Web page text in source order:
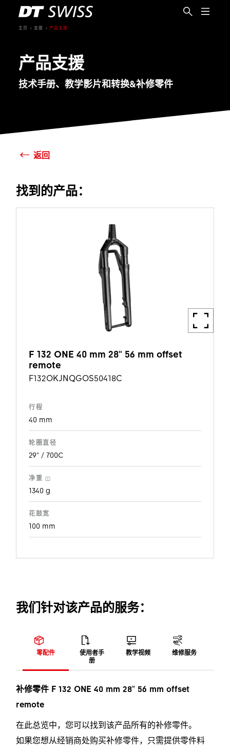
简体中文
主页 支援 产品支援
产品支援
技术手册、教学影片和转换&补修零件
返回
找到的产品：
F 132 ONE 40 mm 28" 56 mm offset
remote
F132OKJNQGOS50418C
行程
40 mm
轮圈直径
29" / 700C
净重
1340 g
花鼓宽
100 mm
我们针对该产品的服务：
零配件
使用者手
册
教学视频 维修服务
补修零件 F 132 ONE 40 mm 28" 56 mm offset
remote
在此总览中，您可以找到该产品所有的补修零件。
如果您想从经销商处购买补修零件，只需提供零件料